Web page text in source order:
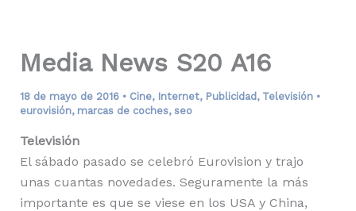
Media News S20 A16
18 de mayo de 2016 • Cine, Internet, Publicidad , Televisión•
eurovisión, marcas de coches, seo
Televisión
El sábado pasado se celebró Eurovision y trajo
unas cuantas novedades. Seguramente la más
importante es que se viese en los USA y China,